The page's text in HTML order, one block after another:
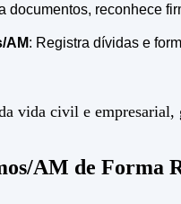
documentos, reconhece
AM: Registra dívidas e
vida civil e
AM de Forma